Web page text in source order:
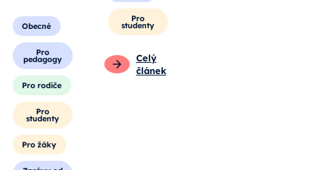
Obecné
Pro
pedagogy
Pro rodiče
Pro
studenty
Pro žáky
Pro
studenty
Celý
článek